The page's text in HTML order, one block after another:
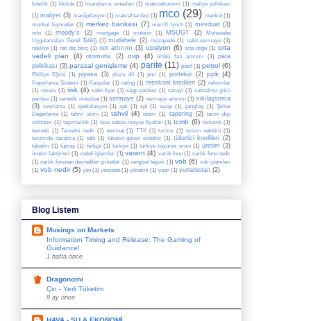
liderlik (1) likitide (1) lisanslama sınavları (1) makroekonomi (1) maliye politikası
(1) maliyet (3) manüpilasyon (1) masraf tarifesi (1) mco (29) menkul (1)
menkul kıymetler (1) merkez bankası (7) merrill lynch (1) mevduat (3)
mfo (1) moody's (2) mortgage (1) motorin (1) MSUGT (2)
Muhasebe
Uygulamaları Genel Tebliğ (1) müdahele (2) müzayede (1) nakit sermaye (1)
nakliye (1) net dış borç (1) not artırımı (3) opsiyon (6) orta doğu (1) orta
vadeli plan
(4) otomotiv (2) ovp (4) örtülü faiz artırımı (1)
para
politikası (3) parasal genişleme (4) parite (11) pasif (1) petrol (6)
Phillips Eğrisi (1) piyasa (3) plaza dili (1) pmi (1) portekiz (2) ppk (4)
Raporlama Sistemi (1) Rasyolar (1) rating (1) reeskont kredileri (2) reformlar
(1) rezerv (1) risk (4) sabit fiyat (1) sagp paritesi (1) sanayi (1) satınalma gücü
paritesi (1) sentetik mevduat (1) sermaye (2) sermaye artırımı (1) sıkılaştırma
(3) sınırlama (1) spekülasyon (1) spk (1) spl (1) swap (1) şanghay (1) Şirket
Değerleme (1) tahivl alımı (1) tahvil (4) tanım (1) tapering (2) tarım dışı
istihdam (1) taşımacılık (1) taze sebze-meyve fiyatları (1) tcmb (6) temenni (1)
temettü (1) Temettü nedir (1) teminat (1) TTK (1) turizm (1) turizm sektörü (1)
turizmde daralma (1) tüfe (1) tüketici güven endeksi (1) tüketici kredileri (2)
tüketim (1) tüpraş (1) türkçe (1) türkiye (1) türkiye büyüme oranı (1) üretim (3)
üretim faktörleri (1) vadeli işlemler (1) varant (4) varlık fonu (1) varlık fonu nedir
(1) varlık fonunan devredilen şirketler (1) vergisel teşvik (1) vob (6) vob işlemleri
(1) vob nedir (5) yen (1) yenzede (1) yönetim (1) yuan (1) yunanistan (2)
Blog Listem
Musings on Markets
Information Timing and Release: The Gaming of
Guidance!
1 hafta önce
Dragonomi
Çin - Yerli Tüketim
9 ay önce